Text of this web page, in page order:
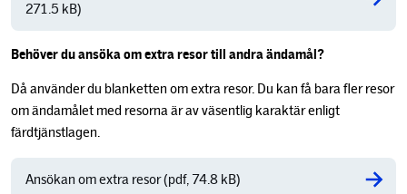
271.5 kB)
Behöver du ansöka om extra resor till andra ändamål?
Då använder du blanketten om extra resor. Du kan få bara fler resor
om ändamålet med resorna är av väsentlig karaktär enligt
färdtjänstlagen.
Ansökan om extra resor (pdf, 74.8 kB)